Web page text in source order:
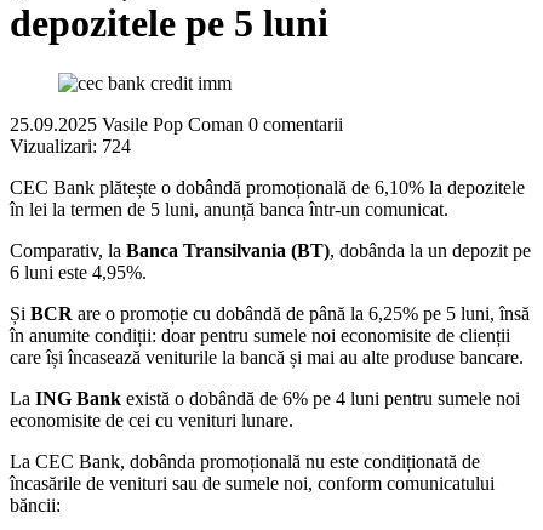
depozitele pe 5 luni
25.09.2025 Vasile Pop Coman 0 comentarii
Vizualizari: 724
CEC Bank plătește o dobândă promoțională de 6,10% la depozitele
în lei la termen de 5 luni, anunță banca într-un comunicat.
Comparativ, la Banca Transilvania (BT), dobânda la un depozit pe
6 luni este 4,95%.
Și BCR are o promoție cu dobândă de până la 6,25% pe 5 luni, însă
în anumite condiții: doar pentru sumele noi economisite de clienții
care își încasează veniturile la bancă și mai au alte produse bancare.
La ING Bank există o dobândă de 6% pe 4 luni pentru sumele noi
economisite de cei cu venituri lunare.
La CEC Bank, dobânda promoțională nu este condiționată de
încasările de venituri sau de sumele noi, conform comunicatului
băncii: